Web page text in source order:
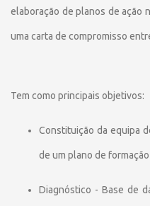
elaboração de planos de ação
uma carta de compromisso
Tem como principais objetivos:
Constituição da equipa
de um plano de
Diagnóstico - Base de